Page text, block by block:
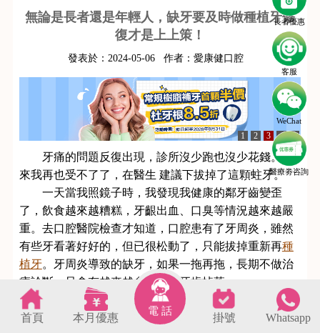
長者優惠
客服
WeChat
醫療劵咨詢
無論是長者還是年輕人，缺牙要及時做種植牙修
復才是上上策！
發表於： 2024-05-06 作者： 愛康健口腔
1 2 3 4 5
牙痛的問題反復出現，診所沒少跑也沒少花錢。後
來我再也受不了了，在醫生 建議下拔掉了這顆蛀牙。
一天當我照鏡子時，我發現我健康的鄰牙齒變歪
了，飲食越來越糟糕，牙齦出血、口臭等情況越來越嚴
重。去口腔醫院檢查才知道，口腔患有了牙周炎，雖然
有些牙看著好好的，但已很松動了，只能拔掉重新再種
植牙。牙周炎導致的缺牙，如果一拖再拖，長期不做治
療診斷，只會有越來越多的健康牙齒掉落。
首頁 本月優惠
電 話
掛號 Whatsapp